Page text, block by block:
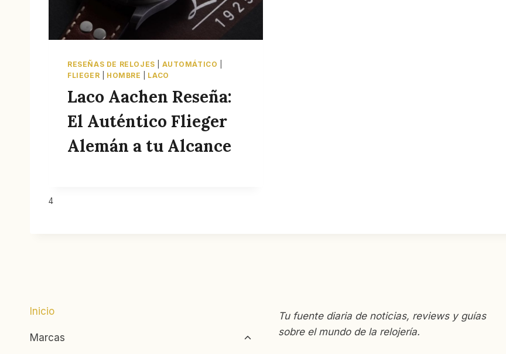
RESEÑAS DE RELOJES AUTOMÁTICO
FLIEGER
HOMBRE LACO
Laco Aachen Reseña:
El Auténtico Flieger
Alemán a tu Alcance
4
Inicio
Marcas
Alternar
Tu fuente diaria de noticias, reviews y guías
sobre el mundo de la relojería.